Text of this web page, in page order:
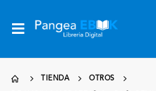
TIENDA OTROS